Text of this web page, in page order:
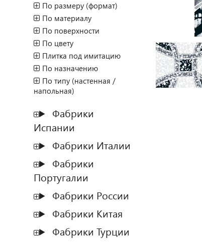
По размеру (формат)
По материалу
По поверхности
По цвету
Плитка под имитацию
По назначению
По типу (настенная /
напольная)
Фабрики
Испании
Фабрики Италии
Фабрики
Португалии
Фабрики России
Фабрики Китая
Фабрики Турции